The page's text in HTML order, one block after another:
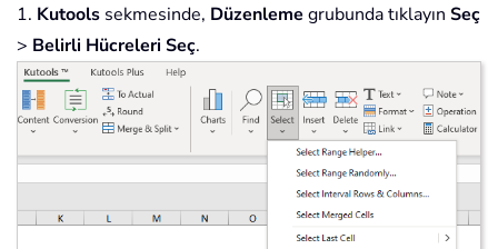
1. Kutools sekmesinde, Düzenleme grubunda tıklayın Seç
> Belirli Hücreleri Seç.